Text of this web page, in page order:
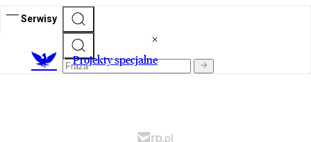
Serwisy
Projekty specjalne